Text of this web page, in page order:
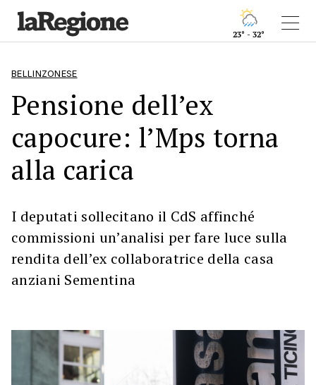
23° - 32°
BELLINZONESE
Pensione dell’ex
capocure: l’Mps torna
alla carica
I deputati sollecitano il CdS affinché
commissioni un’analisi per fare luce sulla
rendita dell’ex collaboratrice della casa
anziani Sementina